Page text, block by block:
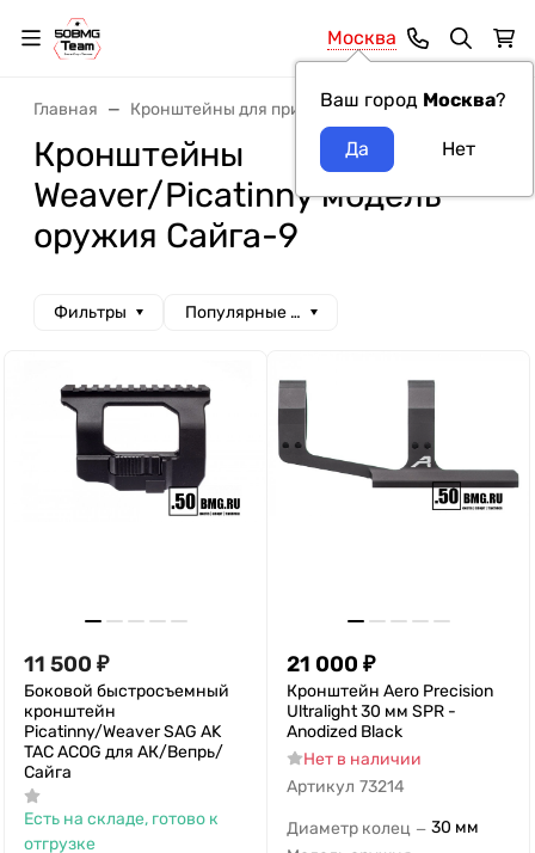
Москва
Ваш город Москва?
Главная Кронштейны для прицелов Кронштейны
Кронштейны
Weaver/Picatinny модель
оружия Сайга-9
Фильтры Популярные сначала
11 500 ₽
Боковой быстросъемный
кронштейн
Picatinny/Weaver SAG AK
TAC ACOG для АК/Вепрь/
Сайга
Есть на складе, готово к
отгрузке
21 000 ₽
Кронштейн Aero Precision
Ultralight 30 мм SPR -
Anodized Black
Нет в наличии
Артикул 73214
Диаметр колец — 30 мм